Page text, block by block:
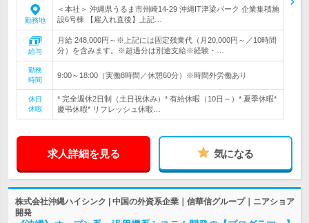
勤務地
＜本社＞ 沖縄県うるま市州崎14-29 沖縄IT津梁パーク 企業集積施
設6号棟 【雇入れ直後】上記…
給与
月給 248,000円～※上記には固定残業代（月20,000円～／10時間
分）を含みます。※超過分は別途支給※経験・…
勤務
時間
9:00～18:00（実働8時間／休憩60分）※時間外労働あり
休日
休暇
* 完全週休2日制（土日祝休み）* 有給休暇（10日～）* 夏季休暇*
慶弔休暇* リフレッシュ休暇…
求人詳細を見る 気になる
株式会社沖縄ハイシンク | 中国の外資系企業｜信華信グループ｜ニアショア
開発